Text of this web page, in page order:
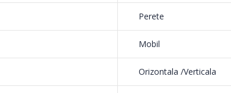
Perete
Mobil
Orizontala /Verticala